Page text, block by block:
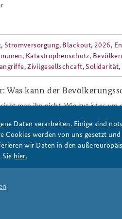
Anfahrt
Das
Gespräch an
, Stromversorgung, Blackout, 2026,
, Katastrophenschutz,
,Zivilgesellschcaft, Solidarität,
Was kann der
man ihn nicht. Wie gut ist es um
der Katastrophenhilfe bei einer
Daten verarbeiten. Einige sind
Cookies werden von uns gesetzt
wir Daten in den
hier.